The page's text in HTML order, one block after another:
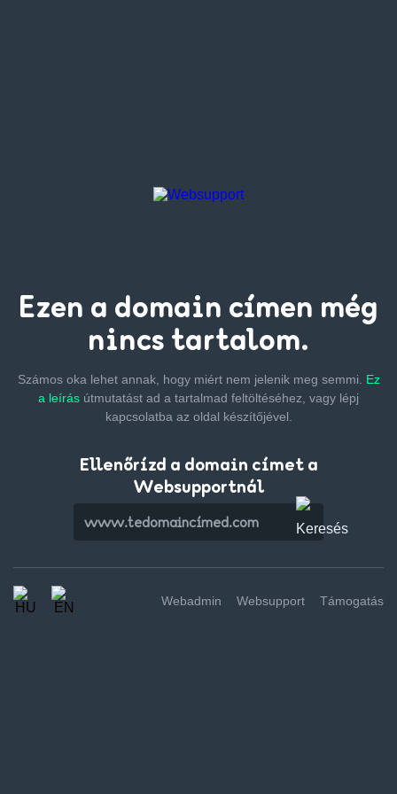
Ezen a domain címen még
nincs tartalom.
Számos oka lehet annak, hogy miért nem jelenik meg semmi. Ez
a leírás útmutatást ad a tartalmad feltöltéséhez, vagy lépj
kapcsolatba az oldal készítőjével.
Ellenőrízd a domain címet a
Websupportnál
Webadmin Websupport Támogatás